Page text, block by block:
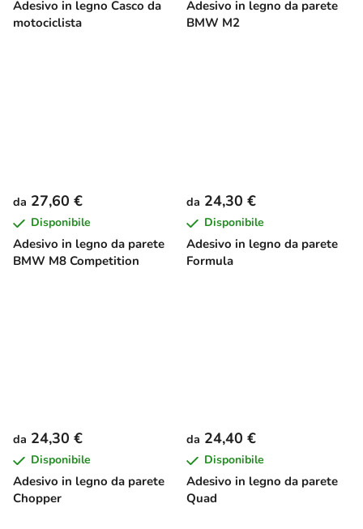
Adesivo in legno Casco da
motociclista
Adesivo in legno da parete
BMW M2
Adesivo in legno da parete
BMW M8 Competition
da 27,60 €
Disponibile
Adesivo in legno da parete
Formula
da 24,30 €
Disponibile
Adesivo in legno da parete
Chopper
da 24,30 €
Disponibile
Adesivo in legno da parete
Quad
da 24,40 €
Disponibile